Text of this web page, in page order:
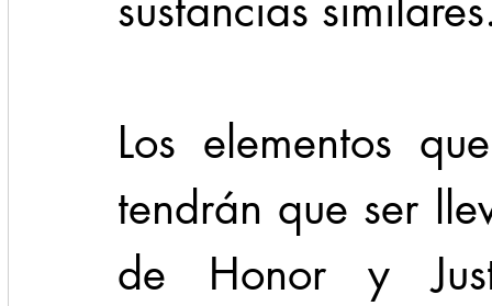
Los elementos
tendrán que ser
de Honor y